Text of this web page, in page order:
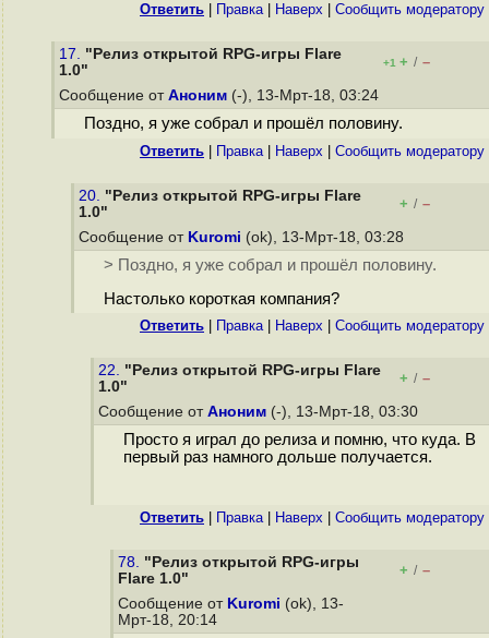
Ответить Правка| Наверх Cообщить модератору
17. "Релиз открытой RPG-игры Flare
1.0"
+1 + / –
Сообщение от Аноним (-), 13-Мрт-18, 03:24
Поздно, я уже собрал и прошёл половину.
Ответить Правка| Наверх Cообщить модератору
20. "Релиз открытой RPG-игры Flare
1.0"
+ / –
Сообщение от Kuromi (ok), 13-Мрт-18, 03:28
> Поздно, я уже собрал и прошёл половину.
Настолько короткая компания?
Ответить Правка| Наверх Cообщить модератору
22. "Релиз открытой RPG-игры Flare
1.0"
+ / –
Сообщение от Аноним (-), 13-Мрт-18, 03:30
Просто я играл до релиза и помню, что куда. В
первый раз намного дольше получается.
Ответить Правка| Наверх Cообщить модератору
78. "Релиз открытой RPG-игры
Flare 1.0"
+ / –
Сообщение от Kuromi (ok), 13-
Мрт-18, 20:14